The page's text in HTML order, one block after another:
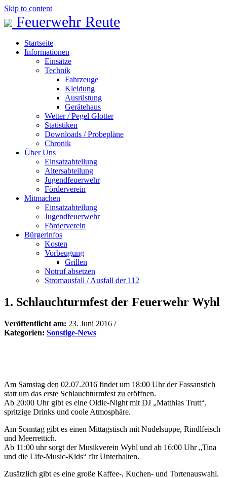
Skip to content
Feuerwehr Reute
Startseite
Informationen
Einsätze
Technik
Fahrzeuge
Kleidung
Ausrüstung
Gerätehaus
Wetter / Pegel Glotter
Statistiken
Downloads / Probepläne
Chronik
Über Uns
Einsatzabteilung
Altersabteilung
Jugendfeuerwehr
Förderverein
Mitmachen
Einsatzabteilung
Jugendfeuerwehr
Förderverein
Bürgerinfos
Kosten
Vorbeugung
Grillen
Notruf absetzen
Stromausfall / Ausfall der 112
1. Schlauchturmfest der Feuerwehr Wyhl
Veröffentlicht am: 23. Juni 2016 /
Kategorien: Sonstige-News
Am Samstag den 02.07.2016 findet um 18:00 Uhr der Fassanstich
statt um das erste Schlauchturmfest zu eröffnen.
Ab 20:00 Uhr gibt es eine Oldie-Night mit DJ „Matthias Trutt“,
spritzige Drinks und coole Atmosphäre.
Am Sonntag gibt es einen Mittagstisch mit Nudelsuppe, Rindlfeisch
und Meerrettich.
Ab 11:00 uhr sorgt der Musikverein Wyhl und ab 16:00 Uhr „Tina
und die Life-Music-Kids“ für Unterhalten.
Zusätzlich gibt es eine große Kaffee-, Kuchen- und Tortenauswahl.